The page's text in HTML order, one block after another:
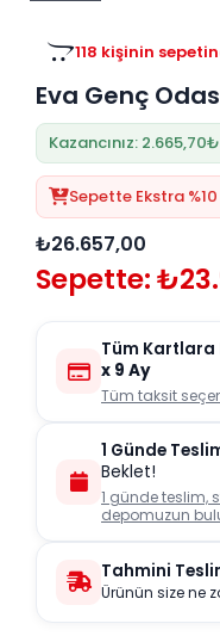
36 kişinin
Eva Genç
Kazancınız: 2.665,70₺
Sepette Ekstra
₺26.657,00
Sepette:
Tüm Kartlara
x 9 Ay
Tüm taksit
1 Günde
Beklet!
1 günde teslim,
depomuzun
Tahmini
Ürünün size ne
Orta
Zigon
Orta Puflar
Baza
Duvar Rafı
Kitaplık
Tablo